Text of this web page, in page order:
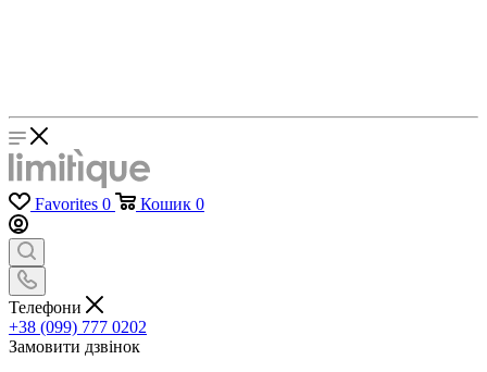
Favorites 0 Кошик 0
Телефони
+38 (099) 777 0202
Замовити дзвінок